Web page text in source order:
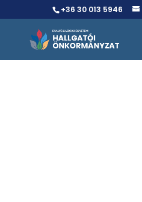
+36 30 013 5946